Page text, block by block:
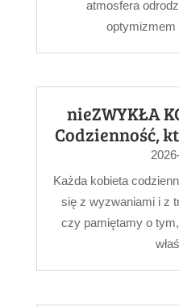
atmosfera
optymizmem
nieZWYKŁA
Codzienność,
Każda kobieta
się z wyzwaniami i z
czy pamiętamy o